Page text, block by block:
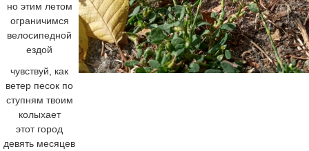
но этим летом
ограничимся
велосипедной
ездой
чувствуй, как
ветер песок по
ступням твоим
колыхает
этот город
девять месяцев